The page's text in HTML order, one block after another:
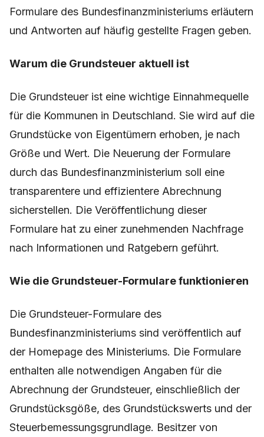
Formulare des Bundesfinanzministeriums erläutern
und Antworten auf häufig gestellte Fragen geben.
Warum die Grundsteuer aktuell ist
Die Grundsteuer ist eine wichtige Einnahmequelle
für die Kommunen in Deutschland. Sie wird auf die
Grundstücke von Eigentümern erhoben, je nach
Größe und Wert. Die Neuerung der Formulare
durch das Bundesfinanzministerium soll eine
transparentere und effizientere Abrechnung
sicherstellen. Die Veröffentlichung dieser
Formulare hat zu einer zunehmenden Nachfrage
nach Informationen und Ratgebern geführt.
Wie die Grundsteuer-Formulare funktionieren
Die Grundsteuer-Formulare des
Bundesfinanzministeriums sind veröffentlich auf
der Homepage des Ministeriums. Die Formulare
enthalten alle notwendigen Angaben für die
Abrechnung der Grundsteuer, einschließlich der
Grundstücksgöße, des Grundstückswerts und der
Steuerbemessungsgrundlage. Besitzer von